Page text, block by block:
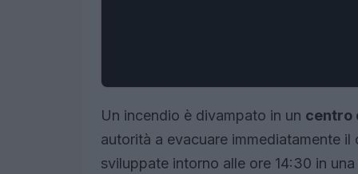
Un incendio è divampato in un centro
autorità a evacuare immediatamente
sviluppate intorno alle ore 14:30 in